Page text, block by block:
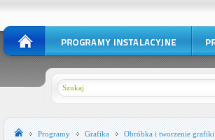
Programy Grafika Obróbka i tworzenie grafiki